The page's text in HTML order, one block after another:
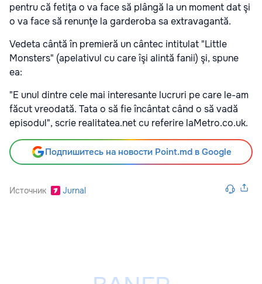
pentru că fetiţa o va face să plângă la un moment dat şi
o va face să renunţe la garderoba sa extravagantă.
Vedeta cântă în premieră un cântec intitulat "Little
Monsters" (apelativul cu care îşi alintă fanii) şi, spune
ea:
"E unul dintre cele mai interesante lucruri pe care le-am
făcut vreodată. Tata o să fie încântat când o să vadă
episodul", scrie realitatea.netcu referire laMetro.co.uk.
Подпишитесь на новости Point.md в Google
Источник Jurnal